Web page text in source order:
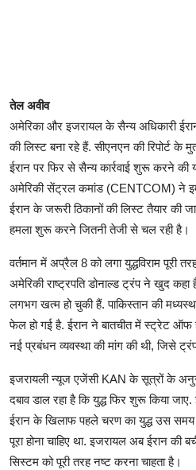
तेल अवीव
अमेरिका और इजरायल के सैन्य अधिकारी
की लिस्ट बना रहे हैं. सीएनएन की रिपोर्ट के
ईरान पर फिर से सैन्य कार्रवाई शुरू करने की
अमेरिकी सेंट्रल कमांड (CENTCOM) ने
ईरान के जरूरी ठिकानों की लिस्ट तैयार की
हमला शुरू करने जितनी तेजी से चल रही है।
वर्तमान में अप्रैल 8 को लगा युद्धविराम पूरी
अमेरिकी राष्ट्रपति डोनाल्ड ट्रंप ने खुद
लगभग खत्म हो चुकी हैं. पाकिस्तान की
फेल हो गई है. ईरान ने बातचीत में स्ट्रेट ऑफ
नई प्रबंधन व्यवस्था की मांग की थी, जिसे
इजरायली न्यूज एजेंसी KAN के सूत्रों के
दबाव डाल रहा है कि युद्ध फिर शुरू किया
ईरान के खिलाफ पहले चरण का युद्ध उस
पूरा होना चाहिए था. इजरायल अब ईरान की
सिस्टम को पूरी तरह नष्ट करना चाहता है।